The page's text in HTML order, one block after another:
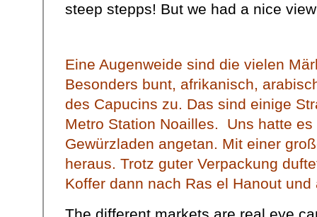
steep stepps! But we had a nice
Eine Augenweide sind die vielen
Besonders bunt, afrikanisch,
des Capucins zu. Das sind einige
Metro Station Noailles. Uns hatte
Gewürzladen angetan. Mit einer
heraus. Trotz guter Verpackung
Koffer dann nach Ras el Hanout